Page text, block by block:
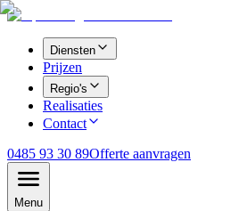
Diensten
Prijzen
Regio's
Realisaties
Contact
0485 93 30 89Offerte aanvragen
Menu